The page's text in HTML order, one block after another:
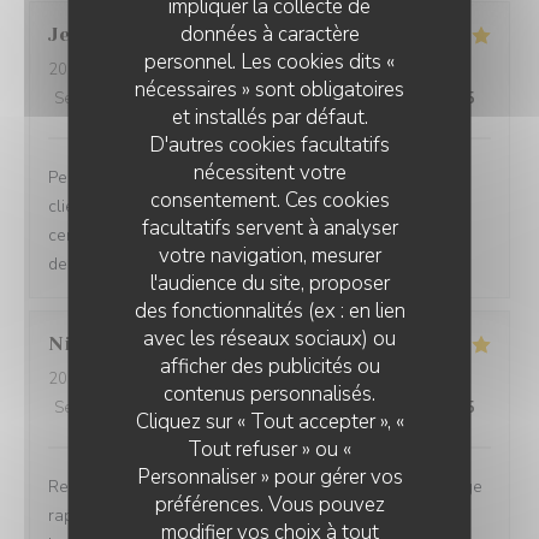
impliquer la collecte de
données à caractère
personnel. Les cookies dits «
nécessaires » sont obligatoires
et installés par défaut.
D'autres cookies facultatifs
nécessitent votre
consentement. Ces cookies
facultatifs servent à analyser
votre navigation, mesurer
l'audience du site, proposer
des fonctionnalités (ex : en lien
avec les réseaux sociaux) ou
afficher des publicités ou
contenus personnalisés.
Cliquez sur « Tout accepter », «
Tout refuser » ou «
Personnaliser » pour gérer vos
préférences. Vous pouvez
modifier vos choix à tout
Jean Jacques B
2026-08-05
- 12:30 - Couverts 2
Service
/5 Ambiance :5 /5 Cuisine:5/5 Qualité / Prix /5
Personnels très compétents service très à l’écoute des
clients on se sent pas du tout oppressé comme dans
certains restaurants et le menu très bon de l’entrée au
dessert
Nicole
2026-08-05
- 12:15 - Couverts 3
Service
/5 Ambiance :5/5 Cuisine : 5/5 Qualité / Prix /5
Restaurant tendance Accueil chaleureux Prise en charge
rapide Bon rapport qualité/prix Assiettes copieuses et